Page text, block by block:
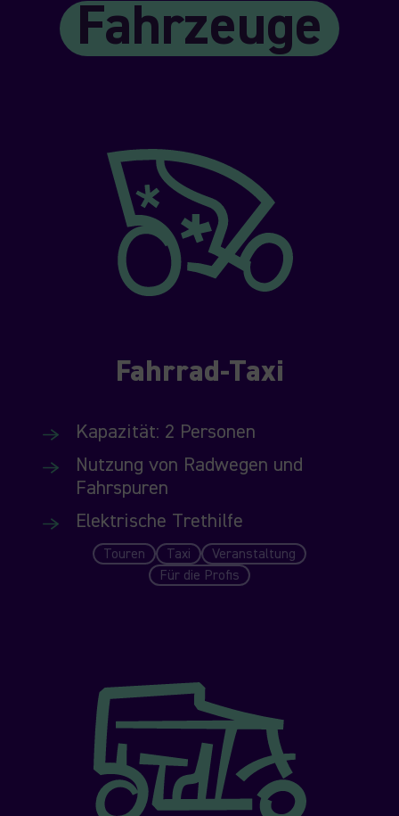
Fahrzeuge
Fahrrad-Taxi
Kapazität: 2 Personen
Nutzung von Radwegen und
Fahrspuren
Elektrische Trethilfe
Touren Taxi
Veranstaltung
Für die Profis